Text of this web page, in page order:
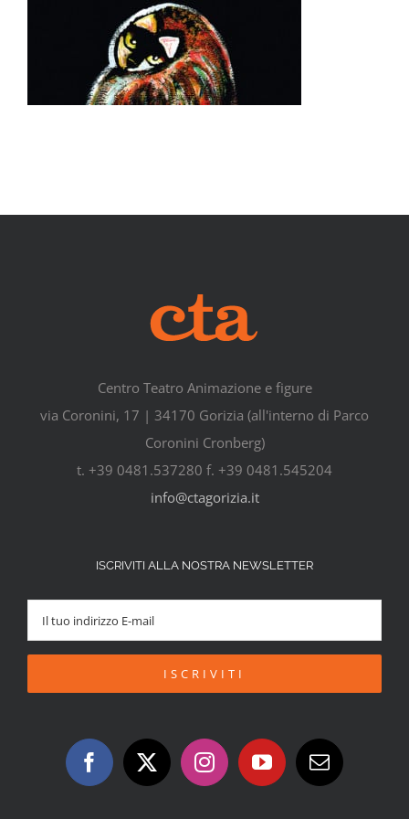
Centro Teatro Animazione e figure
via Coronini, 17 | 34170 Gorizia (all'interno di Parco
Coronini Cronberg)
t. +39 0481.537280 f. +39 0481.545204
info@ctagorizia.it
ISCRIVITI ALLA NOSTRA NEWSLETTER